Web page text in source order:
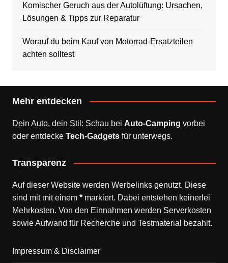
Komischer Geruch aus der Autolüftung: Ursachen,
Lösungen & Tipps zur Reparatur
Worauf du beim Kauf von Motorrad-Ersatzteilen
achten solltest
Mehr entdecken
Dein Auto, dein Stil: Schau bei Auto-Camping vorbei
oder entdecke Tech-Gadgetsfür unterwegs.
Transparenz
Auf dieser Website werden Werbelinks genutzt. Diese
sind mit mit einem *markiert. Dabei entstehen keinerlei
Mehrkosten. Von den Einnahmen werden Serverkosten
sowie Aufwand für Recherche und Testmaterial bezahlt.
Impressum & Disclaimer